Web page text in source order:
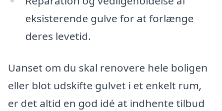
eksisterende gulve for at forlænge
deres levetid.
Uanset om du skal renovere hele boligen
eller blot udskifte gulvet i et enkelt rum,
er det altid en god idé at indhente tilbud